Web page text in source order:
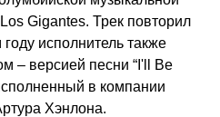
Los Gigantes. Трек повторил
исполнитель также
– версией песни “ I'll
Be
в компании
Хэнлона.